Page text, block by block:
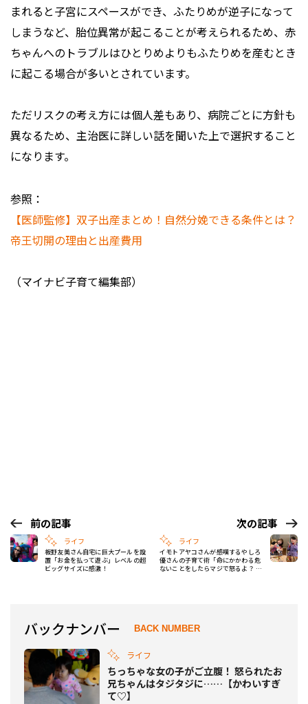
まれると子宮にスペースができ、ふたりめが逆子になって
しまうなど、胎位異常が起こることが考えられるため、赤
ちゃんへのトラブルはひとりめよりもふたりめを産むとき
に起こる場合が多いとされています。
ただリスクの考え方には個人差もあり、病院ごとに方針も
異なるため、主治医に詳しい話を聞いた上で選択すること
になります。
参照：
【医師監修】双子出産まとめ！自然分娩できる条件とは？
帝王切開の理由と出産費用
（マイナビ子育て編集部）
前の記事
ライフ
板野友美さん自宅に巨大プールを設
置「お金を払って遊ぶ」レベルの超
ビッグサイズに感激！
次の記事
ライフ
イモトアヤコさんが感嘆するやしろ
優さんの子育て術「命にかかわる危
ないことをしたらマジで怒るよ？ そ
バックナンバー BACK NUMBER
ライフ
ちっちゃな女の子がご立腹！ 怒られたお
兄ちゃんはタジタジに……【かわいすぎ
て♡】